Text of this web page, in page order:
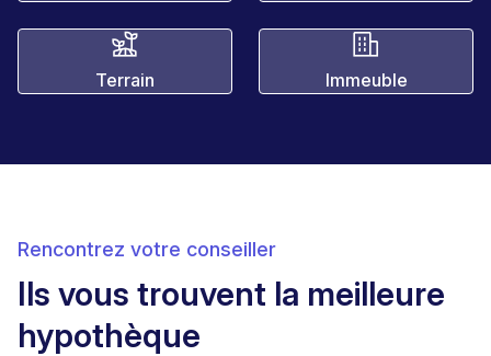
Terrain Immeuble
Rencontrez votre conseiller
Ils vous trouvent la meilleure
hypothèque